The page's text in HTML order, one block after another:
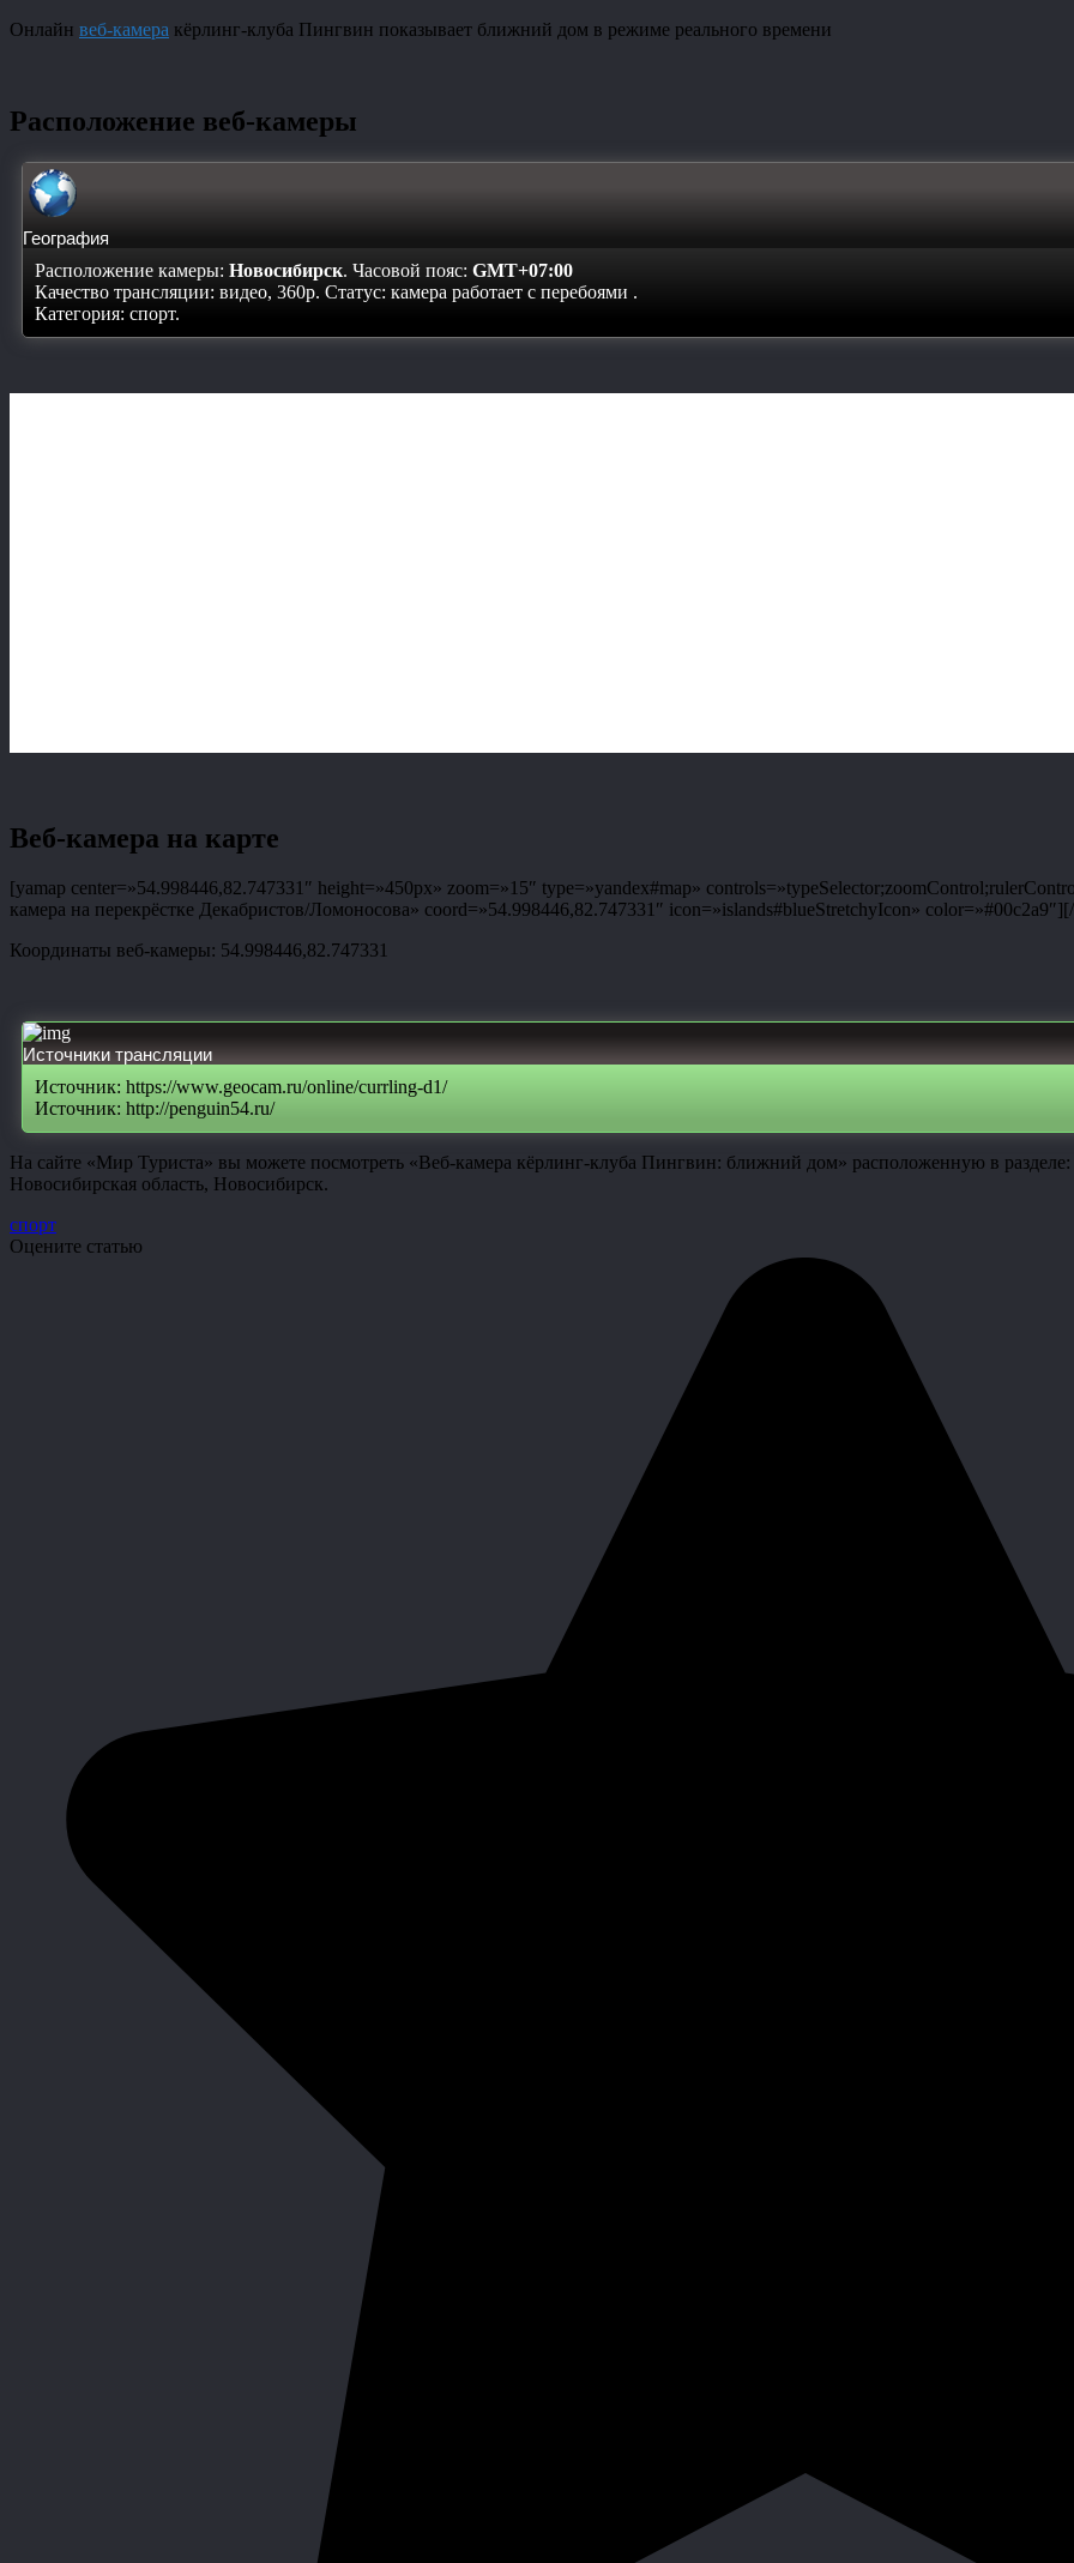
Онлайн веб-камера кёрлинг-клуба Пингвин показывает ближний дом в режиме реального времени
Расположение веб-камеры
География
Расположение камеры: Новосибирск. Часовой пояс: GMT+07:00
Качество трансляции: видео, 360p. Статус: камера работает с перебоями .
Категория: спорт.
Веб-камера на карте
[yamap center=»54.998446,82.747331″ height=»450px» zoom=»15″ type=»yandex#map»
камера на перекрёстке Декабристов/Ломоносова» coord=»54.998446,82.747331″ icon=»islands#blueStretchyIcon»
Координаты веб-камеры: 54.998446,82.747331
Источники трансляции
Источник: https://www.geocam.ru/online/currling-d1/
Источник: http://penguin54.ru/
На сайте «Мир Туриста» вы можете посмотреть «Веб-камера кёрлинг-клуба Пингвин: ближний дом» расположенную в
Новосибирская область, Новосибирск.
спорт
Оцените статью